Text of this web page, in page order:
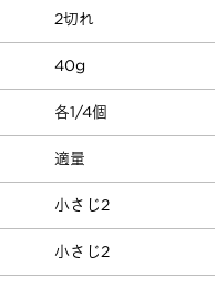
2切れ
40g
各1/4個
適量
小さじ2
小さじ2